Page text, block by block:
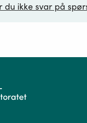
du ikke svar på